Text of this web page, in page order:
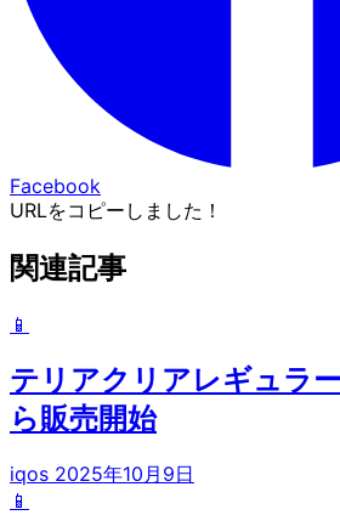
Facebook
URLをコピーしました！
関連記事
📱
テリアクリアレギュラ
ら販売開始
iqos 2025年10月9日
📱